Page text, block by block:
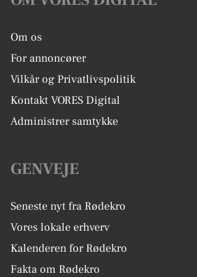
Om os
For annoncører
Vilkår og Privatlivspolitik
Kontakt VORES Digital
Administrer samtykke
GENVEJE
Seneste nyt fra Rødekro
Vores lokale erhverv
Kalenderen for Rødekro
Fakta om Rødekro